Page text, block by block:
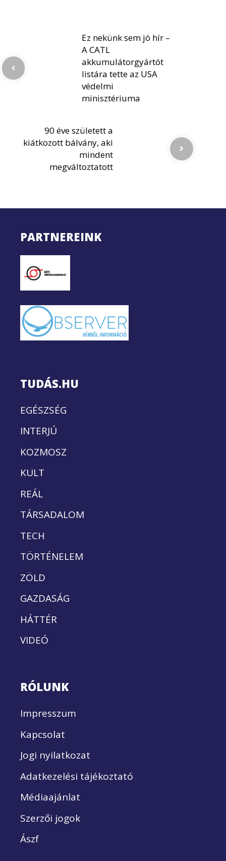
Ez nekünk sem jó hír –
A CATL
akkumulátorgyártót
listára tette az USA
védelmi
minisztériuma
90 éve született a
kiátkozott bálvány, aki
mindent
megváltoztatott
PARTNEREINK
TUDÁS.HU
EGÉSZSÉG
INTERJÚ
KOZMOSZ
KULT
REÁL
TÁRSADALOM
TECH
TÖRTÉNELEM
ZÖLD
GAZDASÁG
HÁTTÉR
VIDEÓ
RÓLUNK
Impresszum
Kapcsolat
Jogi nyilatkozat
Adatkezelési tájékoztató
Médiaajánlat
Szerzői jogok
Ászf